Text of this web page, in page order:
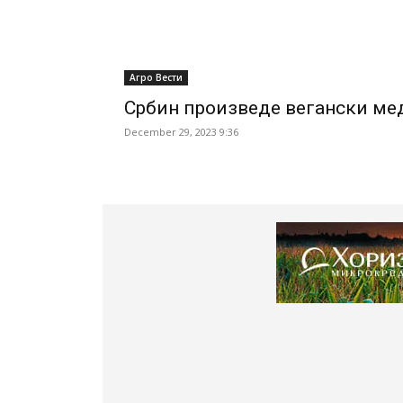
Агро Вести
Србин произведе вегански
December 29, 2023 9:36